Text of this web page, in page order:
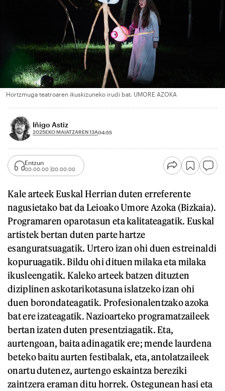
Hortzmuga teatroaren ikuskizuneko irudi bat. UMORE AZOKA
Iñigo Astiz
2025EKO MAIATZAREN 13A04:55
Entzun
00:00:00 00:00:00
Kale arteek Euskal Herrian duten erreferente
nagusietako bat da Leioako Umore Azoka (Bizkaia).
Programaren oparotasun eta kalitateagatik. Euskal
artistek bertan duten parte hartze
esanguratsuagatik. Urtero izan ohi duen estreinaldi
kopuruagatik. Bildu ohi dituen milaka eta milaka
ikusleengatik. Kaleko arteek batzen dituzten
diziplinen askotarikotasuna islatzeko izan ohi
duen borondateagatik. Profesionalentzako azoka
bat ere izateagatik. Nazioarteko programatzaileek
bertan izaten duten presentziagatik. Eta,
aurtengoan, baita adinagatik ere; mende laurdena
beteko baitu aurten festibalak, eta, antolatzaileek
onartu dutenez, aurtengo eskaintza bereziki
zaintzera eraman ditu horrek. Ostegunean hasi eta